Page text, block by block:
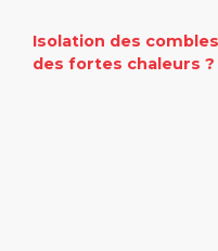
Isolation des
des fortes chaleurs ?